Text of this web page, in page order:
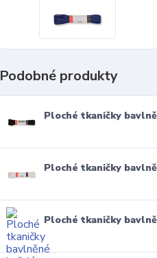
Podobné produkty
Ploché tkaničky
Ploché tkaničky
Ploché tkaničky